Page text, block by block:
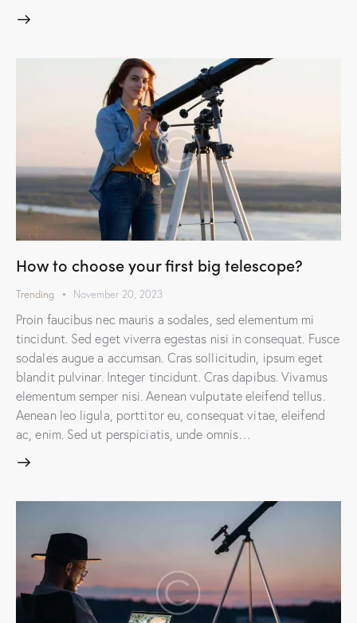
How to choose your first big telescope?
Trending November 20, 2023
Proin faucibus nec mauris a sodales, sed elementum mi
tincidunt. Sed eget viverra egestas nisi in consequat. Fusce
sodales augue a accumsan. Cras sollicitudin, ipsum eget
blandit pulvinar. Integer tincidunt. Cras dapibus. Vivamus
elementum semper nisi. Aenean vulputate eleifend tellus.
Aenean leo ligula, porttitor eu, consequat vitae, eleifend
ac, enim. Sed ut perspiciatis, unde omnis…